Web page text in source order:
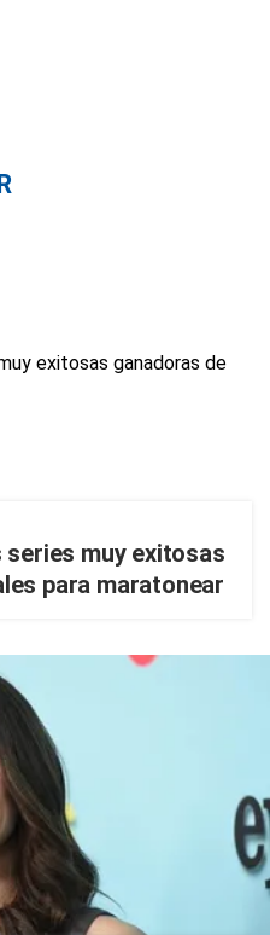
series muy exitosas
para maratonear